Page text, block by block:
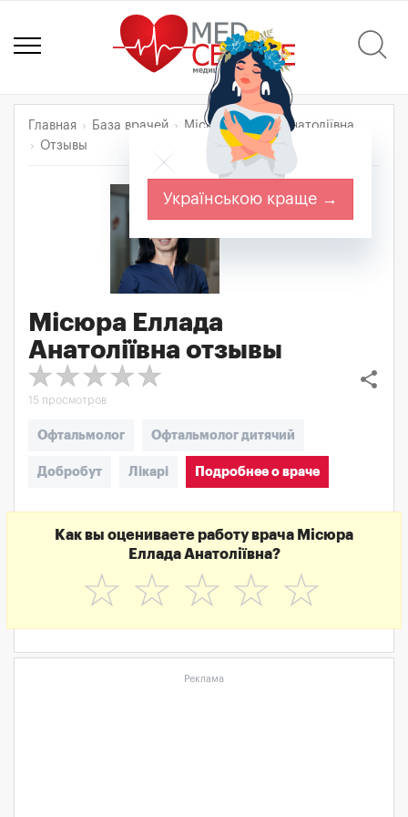
Главная База врачей
Місюра Еллада Анатоліївна
Отзывы
Місюра Еллада
Анатоліївна отзывы
share
15 просмотров
Офтальмолог Офтальмолог дитячий
Добробут Лікарі Подробнее о враче
Как вы оцениваете работу врача Місюра
Еллада Анатоліївна?
☆
☆
☆
☆
☆
Реклама
Українською краще →